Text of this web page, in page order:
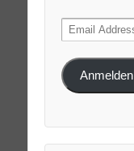
Email
Address
Anmelden